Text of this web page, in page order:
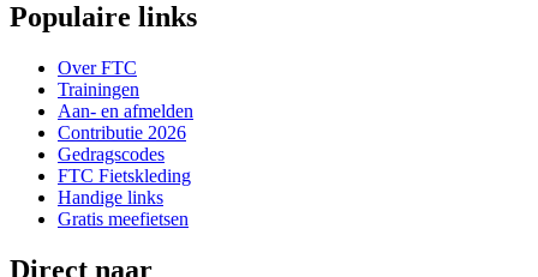
Populaire links
Over FTC
Trainingen
Aan- en afmelden
Contributie 2026
Gedragscodes
FTC Fietskleding
Handige links
Gratis meefietsen
Direct naar